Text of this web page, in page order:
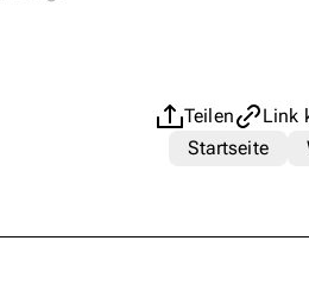
Teilen
Link
Startseite